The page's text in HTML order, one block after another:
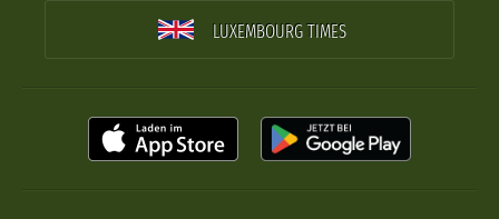
LUXEMBOURG TIMES